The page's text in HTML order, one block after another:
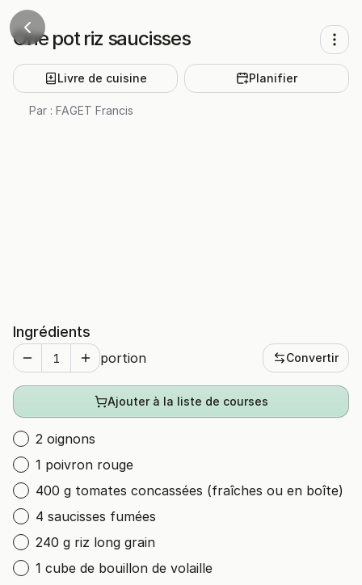
One pot riz saucisses
Livre de cuisine Planifier
Par : FAGET Francis
Ingrédients
portion Convertir
Ajouter à la liste de courses
2 oignons
1 poivron rouge
400 g tomates concassées (fraîches ou en boîte)
4 saucisses fumées
240 g riz long grain
1 cube de bouillon de volaille